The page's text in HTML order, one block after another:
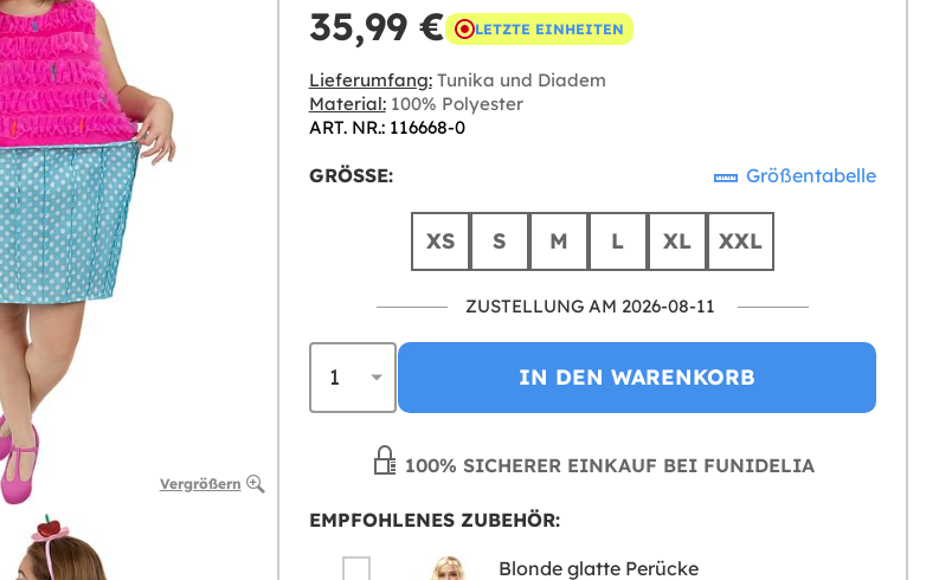
Vergrößern
35,99 € LETZTE EINHEITEN
Lieferumfang:Tunika und Diadem
Material:100% Polyester
ART. NR.: 116668-0
GRÖSSE: Größentabelle
XS S M L XL XXL
ZUSTELLUNG AM 2026-08-11
IN DEN WARENKORB
100% SICHERER EINKAUF BEI FUNIDELIA
EMPFOHLENES ZUBEHÖR:
Blonde glatte Perücke